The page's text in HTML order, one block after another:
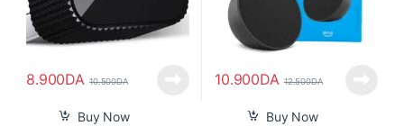
8.900DA 10.500DA
Buy Now
10.900DA 12.500DA
Buy Now